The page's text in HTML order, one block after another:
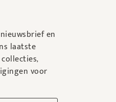
en
laatste
voor